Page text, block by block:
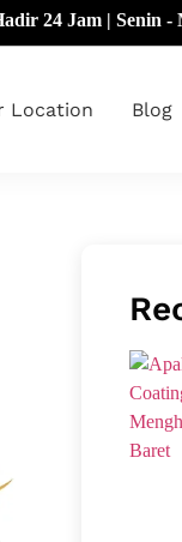
Senin - Minggu 🔴
Location Blog